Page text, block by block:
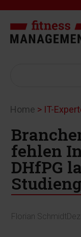
Home > IT-
fehlen
DHfPG
Florian Schmidt